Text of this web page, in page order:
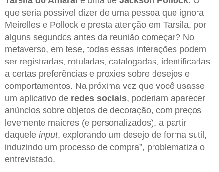
que seria possível dizer de uma pessoa que ignora
Meirelles e Pollock e presta atenção em Tarsila, por
alguns segundos antes da reunião começar? No
metaverso, em tese, todas essas interações podem
ser registradas, rotuladas, catalogadas, identificadas
a certas preferências e proxies sobre desejos e
comportamentos. Na próxima vez que você usasse
um aplicativo de redes sociais, poderiam aparecer
anúncios sobre objetos de decoração, com preços
levemente maiores (e personalizados), a partir
daquele input, explorando um desejo de forma sutil,
induzindo um processo de compra”, problematiza o
entrevistado.